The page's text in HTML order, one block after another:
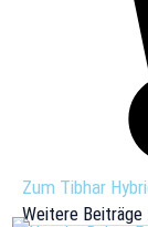
Zum Tibhar
Weitere